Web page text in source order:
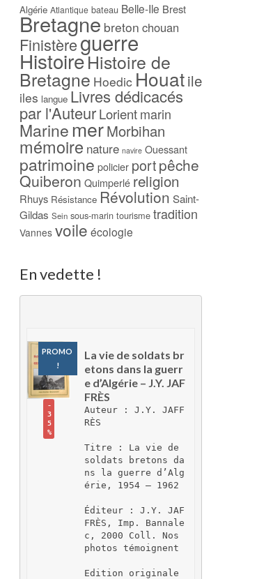
1700 Noms de famille
Bretons – Gwénnolé LE
MENN
15,00€
AJOUTER AU PANIER
Ajouter à ma Wishlist
Les houles de la
d’Iroise (1911 –
AJOUTER AU
Algérie Atlantique bateau Belle-Ile Brest
Bretagne breton chouan
Finistèreguerre
HistoireHistoire de
Bretagne Hoedic Houatile
iles langue Livres dédicacés
par l'Auteur Lorient marin
Marine merMorbihan
mémoire nature navire Ouessant
patrimoine policier portpêche
Quiberon Quimperlé religion
Rhuys Résistance Révolution Saint-
Gildas Sein sous-marin tourisme tradition
Vannes voile écologie
En vedette !
PROMO
!
-
3
5
%
La vie de soldats br
etons dans la guerr
e d’Algérie – J.Y. JAF
FRÈS
Auteur : J.Y. JAFF
RÈS
Titre : La vie de
soldats bretons da
ns la guerre d’Alg
érie, 1954 – 1962
Éditeur : J.Y. JAF
FRÈS, Imp. Bannale
c, 2000 Coll. Nos
photos témoignent
Edition originale